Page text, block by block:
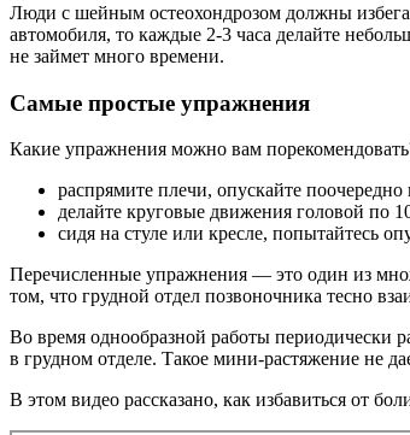
Люди с шейным остеохондрозом должны
автомобиля, то каждые 2-3 часа делайте
не займет много времени.
Самые простые упражнения
Какие упражнения можно вам
распрямите плечи, опускайте
делайте круговые движения головой по
сидя на стуле или кресле, попытайтесь
Перечисленные упражнения — это один из
том, что грудной отдел позвоночника тесно
Во время однообразной работы периодически
в грудном отделе. Такое мини-растяжение не
В этом видео рассказано, как избавиться от